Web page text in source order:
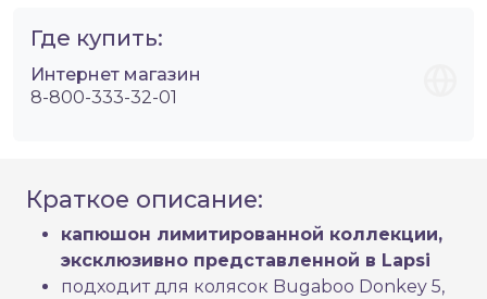
Где купить:
Интернет магазин
8-800-333-32-01
Краткое описание:
капюшон лимитированной коллекции,
эксклюзивно представленной в Lapsi
подходит для колясок Bugaboo Donkey 5,